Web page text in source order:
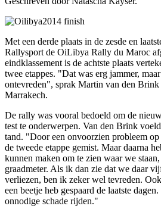
Met een derde plaats in de zesde en
Rallysport de OiLibya Rally du Maroc
eindklassement is de achtste plaats
twee etappes. "Dat was erg jammer,
ontevreden", sprak Martin van den Brink
Marrakech.
De rally was vooral bedoeld om de
test te onderwerpen. Van den Brink
tand. "Door een onvoorzien probleem op
de tweede etappe gemist. Maar daarna
kunnen maken om te zien waar we
graadmeter. Als ik dan zie dat we daar
verliezen, ben ik zeker wel tevreden.
een beetje heb gespaard de laatste
onnodige schade rijden."